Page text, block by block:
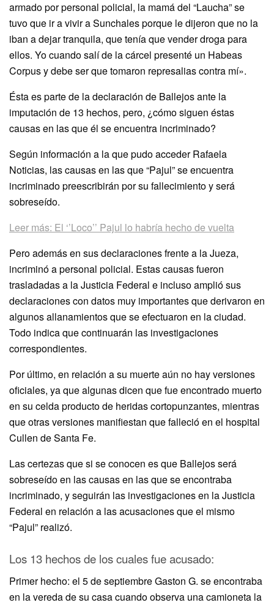
armado por personal policial, la mamá del “Laucha” se
tuvo que ir a vivir a Sunchales porque le dijeron que no la
iban a dejar tranquila, que tenía que vender droga para
ellos. Yo cuando salí de la cárcel presenté un Habeas
Corpus y debe ser que tomaron represalias contra mí».
Ésta es parte de la declaración de Ballejos ante la
imputación de 13 hechos, pero, ¿cómo siguen éstas
causas en las que él se encuentra incriminado?
Según información a la que pudo acceder Rafaela
Noticias, las causas en las que “Pajul” se encuentra
incriminado preescribirán por su fallecimiento y será
sobreseído.
Leer más: El ‘’Loco’’ Pajul lo habría hecho de vuelta
Pero además en sus declaraciones frente a la Jueza,
incriminó a personal policial. Estas causas fueron
trasladadas a la Justicia Federal e incluso amplió sus
declaraciones con datos muy importantes que derivaron en
algunos allanamientos que se efectuaron en la ciudad.
Todo indica que continuarán las investigaciones
correspondientes.
Por último, en relación a su muerte aún no hay versiones
oficiales, ya que algunas dicen que fue encontrado muerto
en su celda producto de heridas cortopunzantes, mientras
que otras versiones manifiestan que falleció en el hospital
Cullen de Santa Fe.
Las certezas que si se conocen es que Ballejos será
sobreseído en las causas en las que se encontraba
incriminado, y seguirán las investigaciones en la Justicia
Federal en relación a las acusaciones que el mismo
“Pajul” realizó.
Los 13 hechos de los cuales fue acusado:
Primer hecho: el 5 de septiembre Gaston G. se encontraba
en la vereda de su casa cuando observa una camioneta la